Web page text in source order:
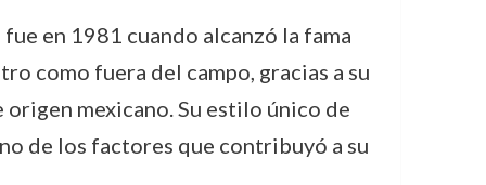
en 1981 cuando alcanzó la fama
como fuera del campo, gracias a su
mexicano. Su estilo único de
de los factores que contribuyó a su